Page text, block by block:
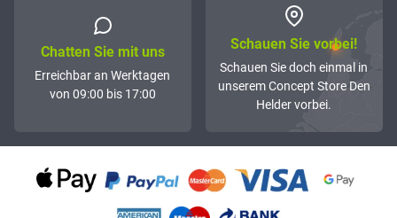
Chatten Sie mit uns
Erreichbar an Werktagen
von 09:00 bis 17:00
Schauen Sie vorbei!
Schauen Sie doch einmal in
unserem Concept Store Den
Helder vorbei.